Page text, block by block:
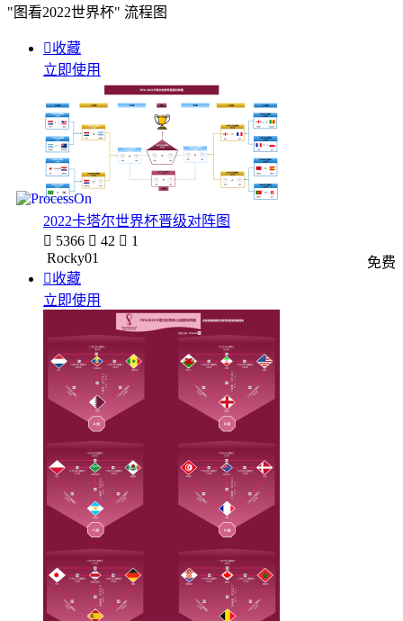
"图看2022世界杯" 流程图
收藏
立即使用
2022卡塔尔世界杯晋级对阵图
 5366  42  1
Rocky01
免费
收藏
立即使用